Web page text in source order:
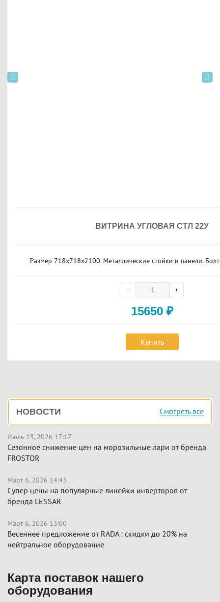
ВИТРИНА УГЛОВАЯ СТЛ 22У
Размер 718х718х2100. Металлические стойки и панели.
15650 ₽
Купить
Боковая
панель
НОВОСТИ Смотреть все
Июль 13, 2026 17:17
Сезонное снижение цен на морозильные лари от бренда
FROSTOR
Март 6, 2026 14:43
Супер цены на популярные линейки инверторов от
бренда LESSAR
Март 6, 2026 13:00
Весеннее предложение от RADA : скидки до 20% на
нейтральное оборудование
Карта поставок нашего
оборудования